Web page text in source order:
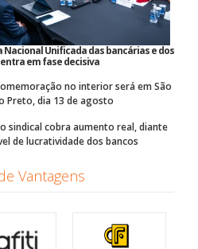
Nacional Unificada das bancárias e dos
em fase decisiva
no interior será em São
Preto, dia 13 de agosto
sindical cobra aumento real, diante
de lucratividade dos bancos
Vantagens